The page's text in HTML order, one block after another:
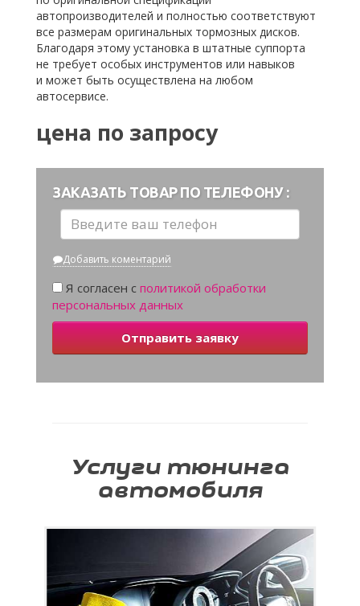
автопроизводителей и полностью соответствуют
все размерам оригинальных тормозных дисков.
Благодаря этому установка в штатные суппорта
не требует особых инструментов или навыков
и может быть осуществлена на любом
автосервисе.
цена по запросу
ЗАКАЗАТЬ ТОВАР ПО ТЕЛЕФОНУ :
Добавить коментарий
Я согласен с политикой обработки
персональных данных
Отправить заявку
Услуги тюнинга
автомобиля